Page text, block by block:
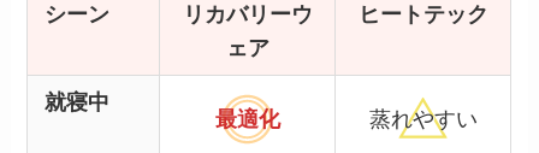
シーン
リカバリーウ
ェア
ヒートテック
就寝中
最適化 蒸れやすい